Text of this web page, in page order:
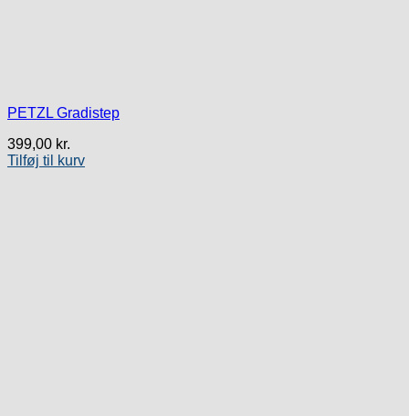
PETZL Gradistep
399,00 kr.
Tilføj til kurv